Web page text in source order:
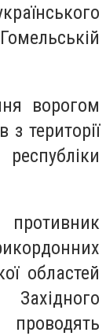
ворогом
з території
областей